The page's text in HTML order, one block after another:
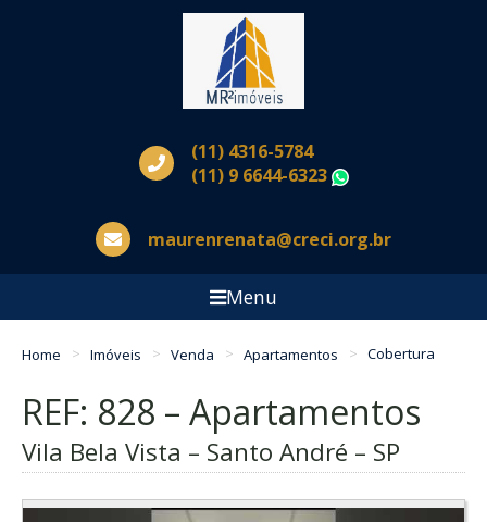
(11) 4316-5784
(11) 9 6644-6323
maurenrenata@creci.org.br
Menu
Home Imóveis Venda Apartamentos Cobertura
REF: 828 – Apartamentos
Vila Bela Vista – Santo André – SP